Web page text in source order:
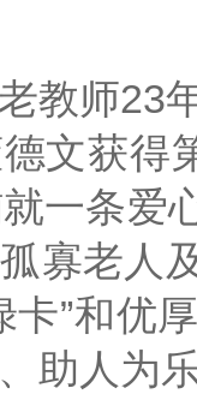
师23
获得第
一条爱
寡老人
卡”和优
助人为